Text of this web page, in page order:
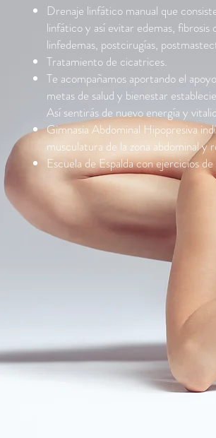
Drenaje linfático manual que
linfático y así evitar edemas,
linfedemas, postcirugías,
Tratamiento de cicatrices.
Te acompañamos aportando el
metas de salud y bienestar
Así sentirás de nuevo energía y
Gimnasia Abdominal Hipopresiva
musculatura de la zona abdominal y
Escuela de Espalda con ejercicios